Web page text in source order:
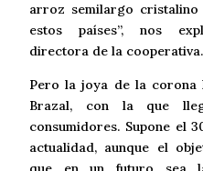
arroz semilargo cristalino
estos países”, nos
directora de la cooperativa.
Pero la joya de la corona
Brazal, con la que
consumidores. Supone el
actualidad, aunque el